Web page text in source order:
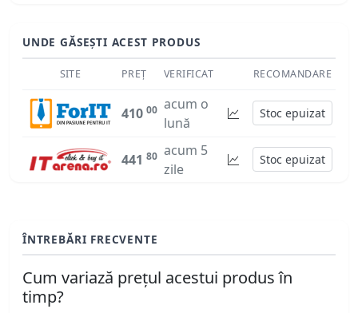
UNDE GĂSEȘTI ACEST PRODUS
SITE PREȚ VERIFICAT RECOMANDARE
410 00 acum o
lună
Stoc epuizat
441 80 acum 5
zile
Stoc epuizat
ÎNTREBĂRI FRECVENTE
Cum variază prețul acestui produs în
timp?